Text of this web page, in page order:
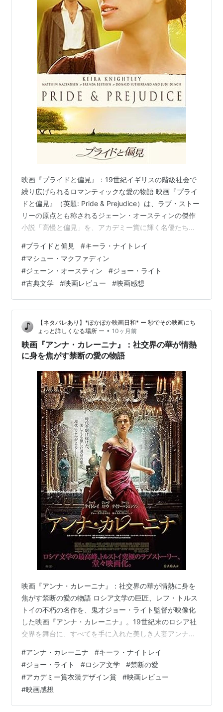
映画『プライドと偏見』：19世紀イギリスの階級社会で
繰り広げられるロマンティックな愛の物語 映画『プライ
ドと偏見』（英題: Pride & Prejudice）は、ラブ・ストー
リーの原点とも称されるジェーン・オースティンの傑作
小説「高慢と偏見」を、アカデミー賞に輝く名優たちの
ら19世紀初頭のイギリスを舞台に、ベネット家の次女エ
リザベスと、裕福で高慢な紳士ダーシーの、すれ違いな
がらも惹かれ合うロマンスを描きます。キーラ・ナイト
レイが演じる奔放で知的なエリザベスと、マシュー・マ
クファディンが演じる繊細で不器用なダーシー。彼らは
互いの「プライド（高…
#プライドと偏見 #キーラ・ナイトレイ
#マシュー・マクファディン
#ジェーン・オースティン #ジョー・ライト
#古典文学 #映画レビュー #映画感想
【ネタバレあり】*ぽかぽか映画日和* ー 秒でその映画にち
ょっと詳しくなる場所 ー • 10ヶ月前
映画『アンナ・カレーニナ』：社交界の華が情熱
に身を焦がす禁断の愛の物語
映画『アンナ・カレーニナ』：社交界の華が情熱に身を
焦がす禁断の愛の物語 ロシア文学の巨匠、レフ・トルス
トイの不朽の名作を、鬼才ジョー・ライト監督が映像化
した映画『アンナ・カレーニナ』。19世紀末のロシア社
交界を舞台に、すべてを手に入れた美しき人妻アンナ
に身を投じる物語です。この作品は、華麗な衣装と革新
的な舞台演出が特徴であり、愛と情熱、そして裏切りに
満ちた人間の感情を、壮大かつ演劇的に描き出していま
す。キーラ・ナイトレイが演じるアンナの悲劇的な運命
は、観る者すべてに、真実の愛と社会のしがらみについ
#アンナ・カレーニナ #キーラ・ナイトレイ
#ジョー・ライト #ロシア文学 #禁断の愛
#アカデミー賞衣装デザイン賞 #映画レビュー
#映画感想